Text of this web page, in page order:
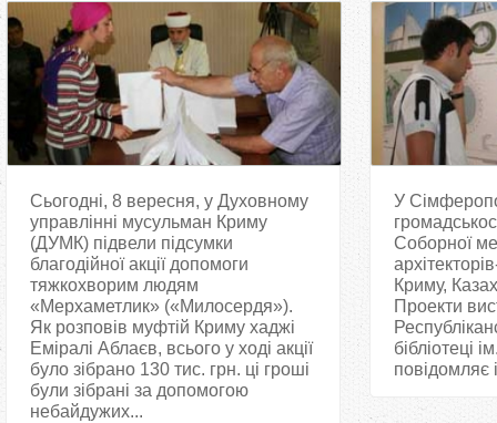
Сьогодні, 8 вересня, у Духовному
управлінні мусульман Криму
(ДУМК) підвели підсумки
благодійної акції допомоги
тяжкохворим людям
«Мерхаметлик» («Милосердя»).
Як розповів муфтій Криму хаджі
Еміралі Аблаєв, всього у ході акції
було зібрано 130 тис. грн. ці гроші
були зібрані за допомогою
небайдужих...
У
Соборної
Криму,
Проекти
бібліотеці
повідомляє